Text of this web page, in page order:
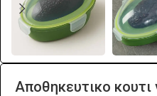
Αποθηκευτικο κουτι